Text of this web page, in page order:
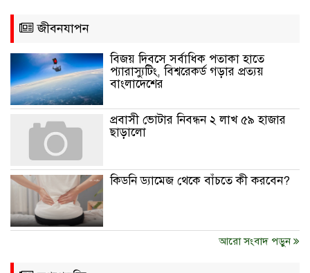
জীবনযাপন
বিজয় দিবসে সর্বাধিক পতাকা হাতে
প্যারাস্যুটিং, বিশ্বরেকর্ড গড়ার প্রত্যয়
বাংলাদেশের
প্রবাসী ভোটার নিবন্ধন ২ লাখ ৫৯ হাজার
ছাড়ালো
কিডনি ড্যামেজ থেকে বাঁচতে কী করবেন?
আরো সংবাদ পড়ুন